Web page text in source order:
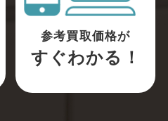
参考買取価格が
すぐわかる！